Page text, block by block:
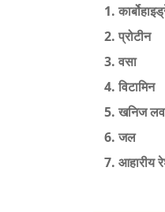
प्रोटीन
वसा
विटामिन
खनिज
जल
आहारीय